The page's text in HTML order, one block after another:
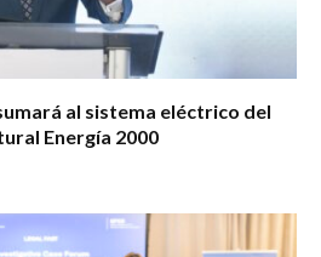
al sistema eléctrico del
Energía 2000